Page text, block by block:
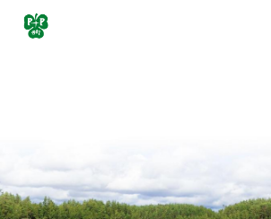
Siirry
sivun
Porin Pyrintö ry